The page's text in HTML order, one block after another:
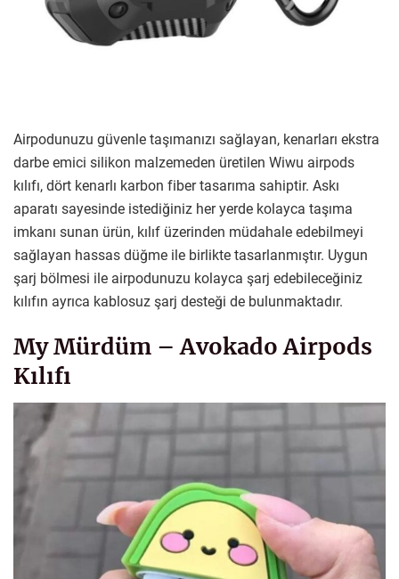
Airpodunuzu güvenle taşımanızı sağlayan, kenarları ekstra
darbe emici silikon malzemeden üretilen Wiwu airpods
kılıfı, dört kenarlı karbon fiber tasarıma sahiptir. Askı
aparatı sayesinde istediğiniz her yerde kolayca taşıma
imkanı sunan ürün, kılıf üzerinden müdahale edebilmeyi
sağlayan hassas düğme ile birlikte tasarlanmıştır. Uygun
şarj bölmesi ile airpodunuzu kolayca şarj edebileceğiniz
kılıfın ayrıca kablosuz şarj desteği de bulunmaktadır.
My Mürdüm – Avokado Airpods
Kılıfı